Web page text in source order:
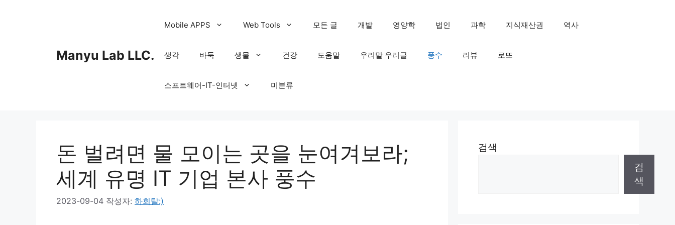
Manyu Lab LLC.
Mobile APPS Web Tools 모든 글 개발 영양학 법인 과학 지식재산권 역사
생각 바둑 생물 건강 도움말 우리말 우리글 풍수 리뷰 로또
소프트웨어-IT-인터넷 미분류
돈 벌려면 물 모이는 곳을 눈여겨보라;
세계 유명 IT 기업 본사 풍수
2023-09-04 작성자: 하회탈:)
검색
검
색